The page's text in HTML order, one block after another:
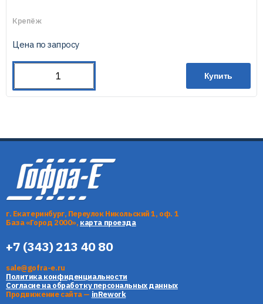
Крепёж
Цена по запросу
Купить
г. Екатеринбург, Переулок Никольский 1, оф. 1
База «Город 2000», карта проезда
+7 (343) 213 40 80
sale@gofra-e.ru
Политика конфиденциальности
Согласие на обработку персональных данных
Продвижение сайта — inRework